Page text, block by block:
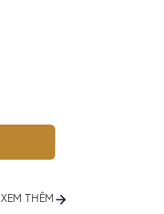
XEM THÊM